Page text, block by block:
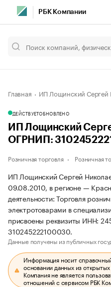
РБК Компании
Главная ИП Лощинский Сергей
ДЕЙСТВУЕТОБНОВЛЕНО
ИП Лощинский
ОГРНИП:
Розничная торговля Розничная
ИП Лощинский Сергей
09.08.2010, в регионе —
деятельности: Торговля
электротоварами в
присвоены реквизиты ИНН:
310245222100030.
Данные получены из публичных
Информация носит
основании данных из открытых
Компания не является
отношений с сервисом РБК